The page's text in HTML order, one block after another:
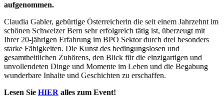
aufgenommen.
Claudia Gabler, gebürtige Österreicherin die seit einem Jahrzehnt im
schönen Schweizer Bern sehr erfolgreich tätig ist, überzeugt mit
Ihrer 20-jährigen Erfahrung im BPO Sektor durch drei besonders
starke Fähigkeiten. Die Kunst des bedingungslosen und
gesamtheitlichen Zuhörens, den Blick für die einzigartigen und
unvollendeten Dinge und Momente im Leben und die Begabung
wunderbare Inhalte und Geschichten zu erschaffen.
Lesen Sie HIER alles zum Event!